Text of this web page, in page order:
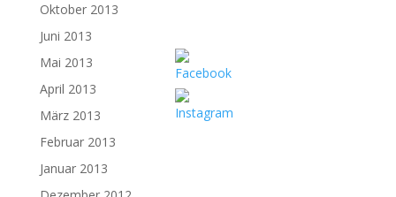
Oktober 2013
Juni 2013
Mai 2013
April 2013
März 2013
Februar 2013
Januar 2013